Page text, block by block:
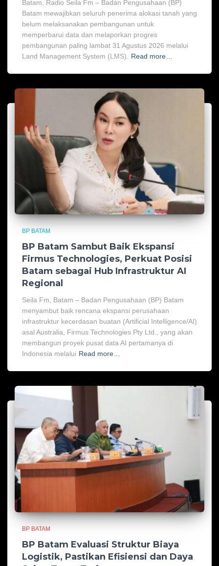
Batam, Radio Seila Fm – Badan Pengusahaan (BP)
Batam mewajibkan seluruh penerima alokasi tanah yang
belum melaksanakan pembangunan untuk
memperbarui data dan melaporkan progres
pembangunan paling lambat 31 Agustus 2026 melalui
Land Management System (LMS).
Read more…
BP BATAM
BP Batam Sambut Baik Ekspansi
Firmus Technologies, Perkuat Posisi
Batam sebagai Hub Infrastruktur AI
Regional
Seila Fm, Batam – Badan Pengusahaan (BP) Batam
menyambut baik rencana ekspansi perusahaan
infrastruktur kecerdasan buatan (Artificial Intelligence/AI)
asal Australia, Firmus Technologies Pty Ltd., yang akan
membangun proyek pusat data AI pertamanya di
Indonesia melalui Read more…
BP BATAM
BP Batam Evaluasi Struktur Biaya
Logistik, Pastikan Efisiensi dan Daya